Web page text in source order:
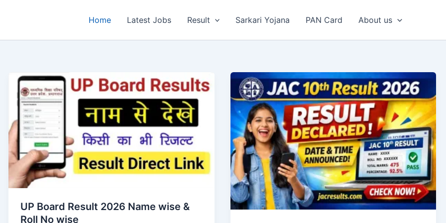
Home Latest Jobs Result Sarkari Yojana PAN Card About us
UP Board Result 2026 Name wise &
Roll No wise